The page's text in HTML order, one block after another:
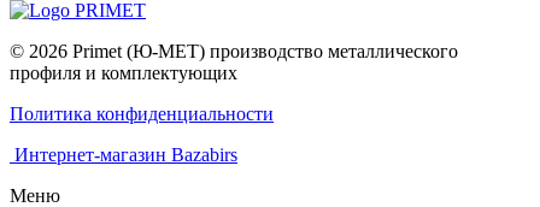
© 2026 Primet (Ю-МЕТ) производство металлического
профиля и комплектующих
Политика конфиденциальности
Интернет-магазин Bazabirs
Меню